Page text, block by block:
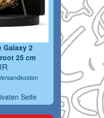
Galaxy 2
25 cm
Seite